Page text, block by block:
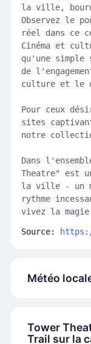
la ville,
Observez le
réel dans ce
Cinéma et
qu'une simple
de
culture et le
Pour ceux
sites
notre
Dans
Theatre" est
la ville - un
rythme
vivez la magie
Source:
Météo
Tower
Trail sur la